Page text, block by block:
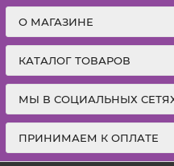
О МАГАЗИНЕ
КАТАЛОГ ТОВАРОВ
МЫ В СОЦИАЛЬНЫХ
ПРИНИМАЕМ К ОПЛАТЕ